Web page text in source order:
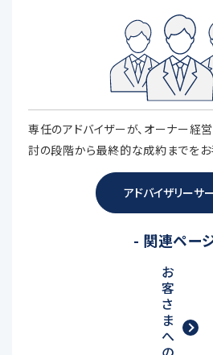
専任のアドバイザーが、オーナー経
討の段階から最終的な成約までをお
アドバイザリーサ
- 関連ペー
お
客
さ
ま
へ